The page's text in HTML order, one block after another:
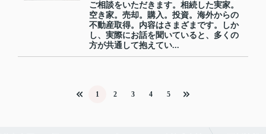
ご相談をいただきます。相続した実家。
空き家。売却。購入。投資。海外からの
不動産取得。内容はさまざまです。しか
し、実際にお話を聞いていると、多くの
方が共通して抱えてい...
1 2 3 4 5